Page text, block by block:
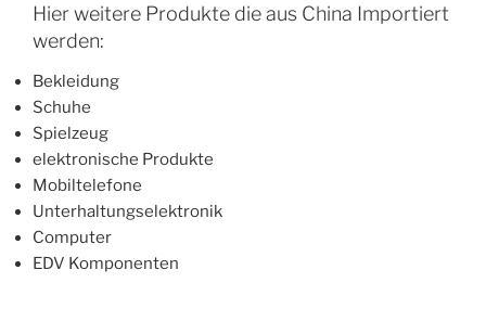
Hier weitere Produkte die aus China Importiert
werden:
Bekleidung
Schuhe
Spielzeug
elektronische Produkte
Mobiltelefone
Unterhaltungselektronik
Computer
EDV Komponenten